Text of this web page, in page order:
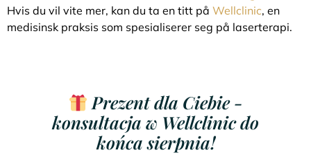
Hvis du vil vite mer, kan du ta en titt på Wellclinic, en
medisinsk praksis som spesialiserer seg på laserterapi.
Prezent dla Ciebie -
konsultacja w Wellclinic do
końca sierpnia!